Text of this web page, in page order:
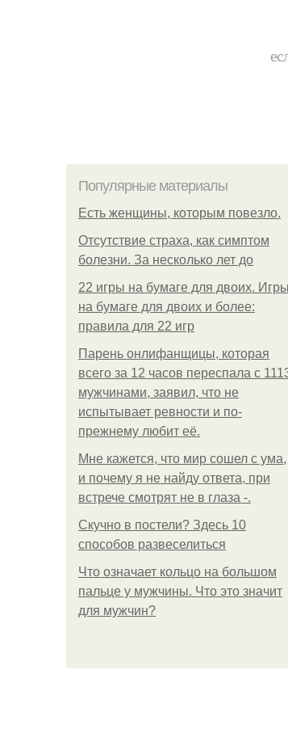
Популярные материалы
Есть женщины, которым повезло.
Отсутствие страха, как симптом
болезни. За несколько лет до
22 игры на бумаге для двоих. Игры
на бумаге для двоих и более:
правила для 22 игр
Парень онлифанщицы, которая
всего за 12 часов переспала с
мужчинами, заявил, что не
испытывает ревности и по-
прежнему любит её.
Мне кажется, что мир сошел с ума,
и почему я не найду ответа, при
встрече смотрят не в глаза -.
Скучно в постели? Здесь 10
способов развеселиться
Что означает кольцо на большом
пальце у мужчины. Что это значит
для мужчин?